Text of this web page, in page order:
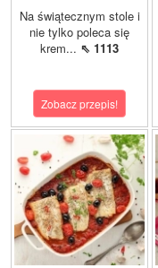
Na świątecznym stole i
nie tylko poleca się
krem... ⇖ 1113
Zobacz przepis!